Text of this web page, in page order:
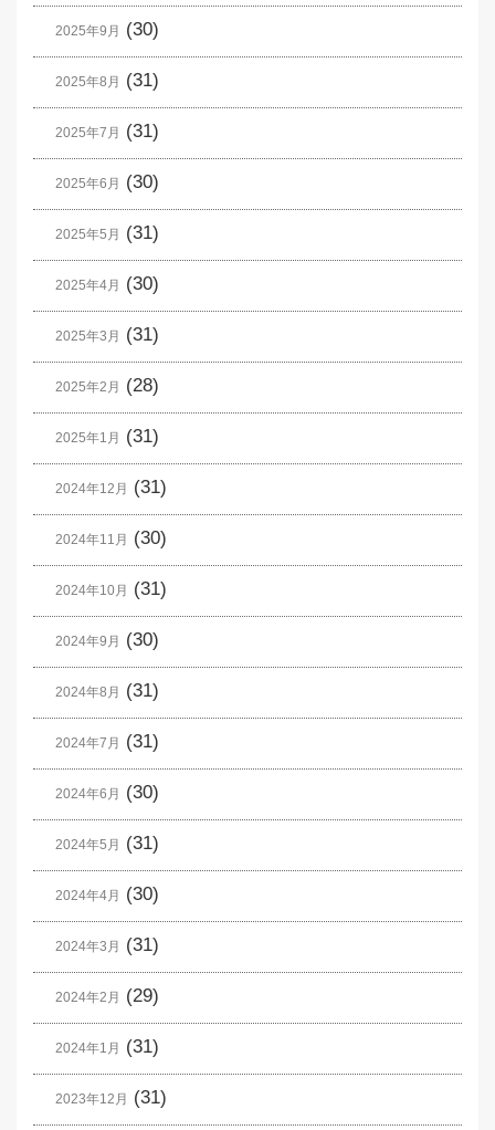
2025年9月 (30)
2025年8月 (31)
2025年7月 (31)
2025年6月 (30)
2025年5月 (31)
2025年4月 (30)
2025年3月 (31)
2025年2月 (28)
2025年1月 (31)
2024年12月 (31)
2024年11月 (30)
2024年10月 (31)
2024年9月 (30)
2024年8月 (31)
2024年7月 (31)
2024年6月 (30)
2024年5月 (31)
2024年4月 (30)
2024年3月 (31)
2024年2月 (29)
2024年1月 (31)
2023年12月 (31)